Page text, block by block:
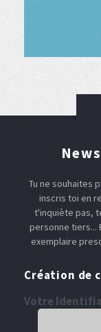
Tu ne souhaites
inscris toi en
t'inquiète pas,
personne tiers...
exemplaire
Création de
Votre